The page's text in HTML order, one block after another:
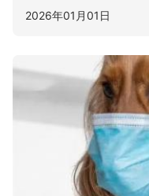
2026年01月01日